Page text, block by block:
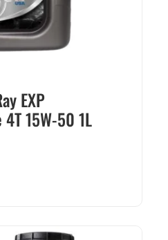
EXP
15W-50 1L